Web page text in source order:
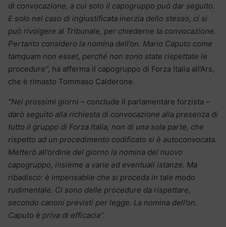
di convocazione, a cui solo il capogruppo può dar seguito.
E solo nel caso di ingiustificata inerzia dello stesso, ci si
può rivolgere al Tribunale, per chiederne la convocazione.
Pertanto considero la nomina dell’on. Mario Caputo come
tamquam non esset, perché non sono state rispettate le
procedure”, ha afferma il capogruppo di Forza Italia all’Ars,
che è rimasto Tommaso Calderone.
“Nei prossimi giorni – conclude il parlamentare forzista –
darò seguito alla richiesta di convocazione alla presenza di
tutto il gruppo di Forza Italia, non di una sola parte, che
rispetto ad un procedimento codificato si è autoconvocata.
Metterò all’ordine del giorno la nomina del nuovo
capogruppo, insieme a varie ed eventuali istanze. Ma
ribadisco: è impensabile che si proceda in tale modo
rudimentale. Ci sono delle procedure da rispettare,
secondo canoni previsti per legge. La nomina dell’on.
Caputo è priva di efficacia”.